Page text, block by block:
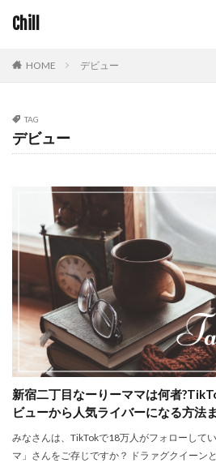
Chill
HOME デビュー
TAG
デビュー
新宿二丁目なーりーママは何者
ビューから人気ライバーになる方法
みなさんは、TikTokで18万人がフォローして
マ」さんをご存じですか？ ドラァグクイーン